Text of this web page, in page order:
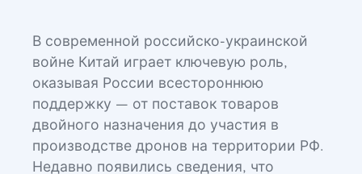
В современной российско-украинской
войне Китай играет ключевую роль,
оказывая России всестороннюю
поддержку — от поставок товаров
двойного назначения до участия в
производстве дронов на территории РФ.
Недавно появились сведения, что